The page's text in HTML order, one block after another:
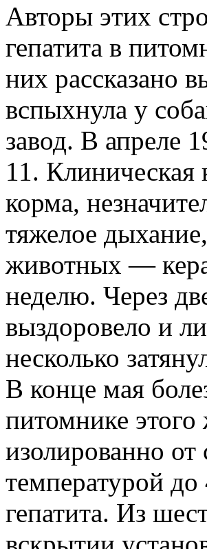
Авторы этих
гепатита в
них рассказано
вспыхнула у
завод. В апреле
11. Клиническая
корма,
тяжелое
животных —
неделю. Через
выздоровело и
несколько
В конце мая
питомнике
изолированно от
температурой
гепатита. Из